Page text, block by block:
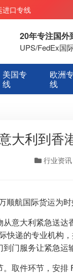
进口专线
20年专注国外
UPS/FedEx国
美国专
线
欧洲
线
大利到香
行业资讯
顺航国际货运为
意大利紧急送
快递的专业机构
门服务让紧急运
取件环节，安